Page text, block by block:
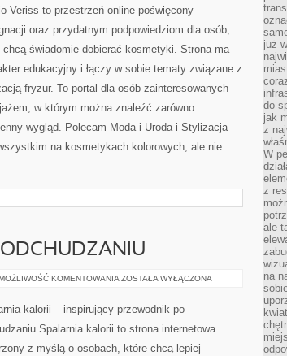
Veriss to przestrzeń online poświęcony
oraz przydatnym podpowiedziom dla osób,
chcą świadomie dobierać kosmetyki. Strona ma
edukacyjny i łączy w sobie tematy związane z
fryzur. To portal dla osób zainteresowanych
w którym można znaleźć zarówno
wygląd. Polecam Moda i Uroda i Stylizacja
na kosmetykach kolorowych, ale nie
KOMENTOWANIA NOWINKI
ODCHUDZANIU
ZOSTAŁA WYŁĄCZONA
kalorii – inspirujący przewodnik po
Spalarnia kalorii to strona internetowa
z myślą o osobach, które chcą lepiej
już
do
jak
z
W
z
ale
na